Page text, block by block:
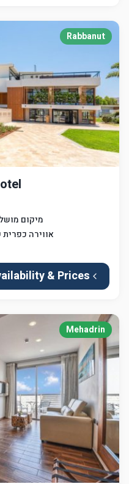
Rabbanut
מיקום
אווירה
& Prices
Mehadrin